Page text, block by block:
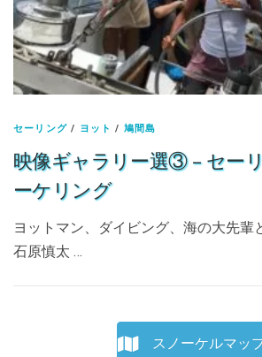
セーリング / ヨット / 鳩間島
映像ギャラリー選③ – セー
ーケリング
ヨットマン、ダイビング、海の大先輩
石原慎太 …
スノーケルマッ